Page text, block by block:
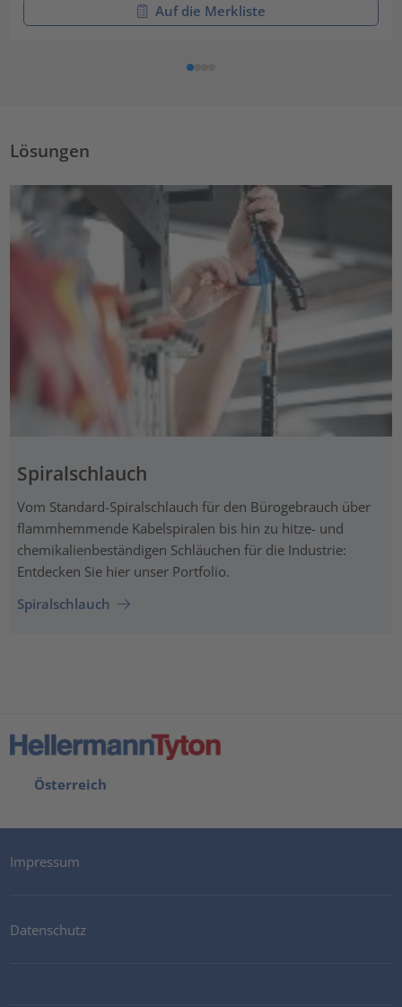
Auf die Merkliste
Lösungen
Spiralschlauch
Vom Standard-Spiralschlauch für den Bürogebrauch über
flammhemmende Kabelspiralen bis hin zu hitze- und
chemikalienbeständigen Schläuchen für die Industrie:
Entdecken Sie hier unser Portfolio.
Spiralschlauch
Österreich
Impressum
Datenschutz